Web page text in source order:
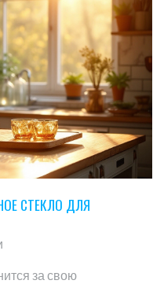
использования.
СТЕКЛО ДЛЯ
за свою